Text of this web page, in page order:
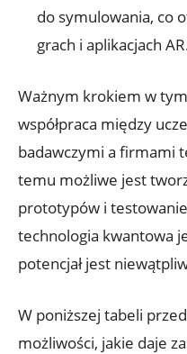
do symulowania, co
grach i aplikacjach
Ważnym krokiem w
współpraca między
badawczymi a firmami
temu możliwe jest
prototypów i
technologia kwantowa
potencjał jest
W poniższej tabeli
możliwości, jakie daje